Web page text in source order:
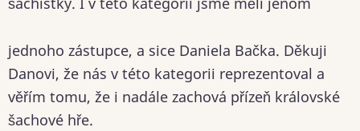
jednoho zástupce, a sice Daniela Bačka. Děkuji
Danovi, že nás v této kategorii reprezentoval a
věřím tomu, že i nadále zachová přízeň královské
šachové hře.